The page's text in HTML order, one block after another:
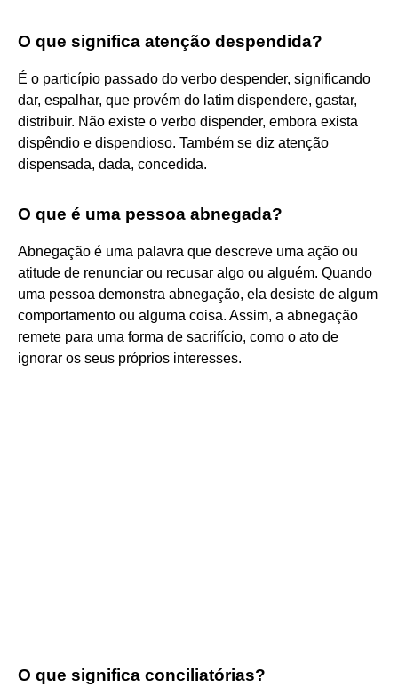
O que significa atenção despendida?
É o particípio passado do verbo despender, significando
dar, espalhar, que provém do latim dispendere, gastar,
distribuir. Não existe o verbo dispender, embora exista
dispêndio e dispendioso. Também se diz atenção
dispensada, dada, concedida.
O que é uma pessoa abnegada?
Abnegação é uma palavra que descreve uma ação ou
atitude de renunciar ou recusar algo ou alguém. Quando
uma pessoa demonstra abnegação, ela desiste de algum
comportamento ou alguma coisa. Assim, a abnegação
remete para uma forma de sacrifício, como o ato de
ignorar os seus próprios interesses.
O que significa conciliatórias?